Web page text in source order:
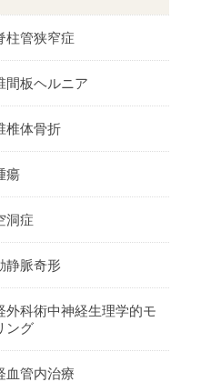
柱管狭窄症
間板ヘルニア
椎体骨折
瘍
洞症
静脈奇形
外科術中神経生理学的モ
ング
血管内治療